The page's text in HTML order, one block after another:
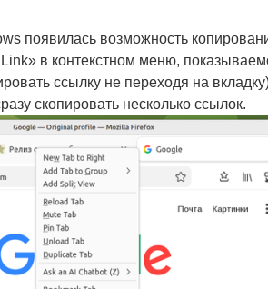
появилась возможность
в контекстном меню,
ссылку не переходя на
скопировать несколько ссылок.